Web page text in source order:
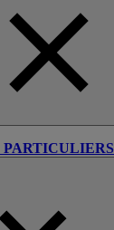
PARTICULIERS